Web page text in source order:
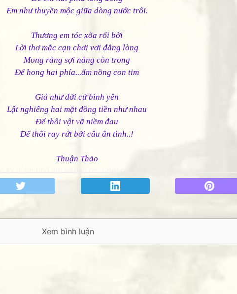
Em như thuyền mộc giữa dòng nước trôi.
Thương em tóc xõa rối bời
Lời thơ mắc cạn chơi vơi đắng lòng
Mong rằng sợi nắng còn trong
Để hong hai phía...ấm nồng con tim
Giá như đời cứ bình yên
Lật nghiêng hai mặt đồng tiền như nhau
Để thôi vật vã niềm đau
Để thôi ray rứt bởi câu ân tình..!
Thuận Thảo